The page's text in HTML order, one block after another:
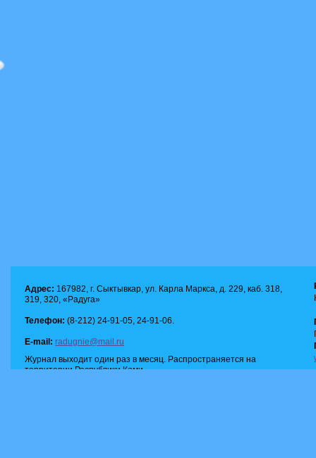
Адрес: 167982, г. Сыктывкар, ул. Карла Маркса, д. 229, каб. 318,
319, 320, «Радуга»
Телефон: (8-212) 24-91-05, 24-91-06.
E-mail: radugnie@mail.ru
Журнал выходит один раз в месяц. Распространяется на
территории Республики Коми.